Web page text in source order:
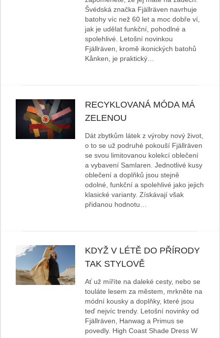
Švédská značka Fjällräven navrhuje
batohy víc než 60 let a moc dobře ví,
jak je udělat funkční, pohodlné a
spolehlivé. Letošní novinkou
Fjällräven, kromě ikonických batohů
Kånken, je praktický…
RECYKLOVANÁ MÓDA MÁ
ZELENOU
Dát zbytkům látek z výroby nový život,
o to se už podruhé pokouší Fjällräven
se svou limitovanou kolekcí oblečení
a vybavení Samlaren. Jednotlivé kusy
oblečení a doplňků jsou stejně
odolné, funkční a spolehlivé jako jejich
klasické varianty. Získávají však
přidanou hodnotu…
KDYŽ V LÉTĚ DO PŘÍRODY
TAK STYLOVĚ
Ať už míříte na daleké cesty, nebo se
touláte lesem za městem, mrkněte na
módní kousky a doplňky, které jsou
teď nejvíc trendy. Letošní novinky od
Fjällräven, Hanwag a Primus se
povedly. High Coast Shade Dress W